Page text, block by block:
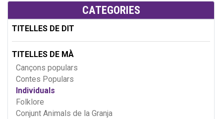
CATEGORIES
TITELLES DE DIT
TITELLES DE MÀ
Cançons populars
Contes Populars
Individuals
Folklore
Conjunt Animals de la Granja